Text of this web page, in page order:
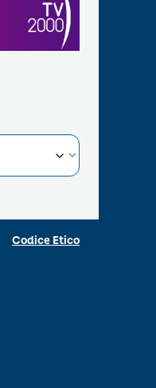
Codice Etico